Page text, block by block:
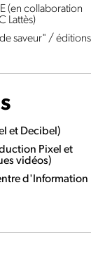
(en collaboration
Lattès)
saveur" / éditions
et Decibel)
Pixel et
vidéos)
d'Information